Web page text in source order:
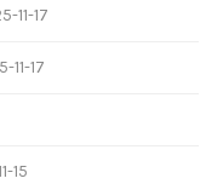
11-17
11-17
15